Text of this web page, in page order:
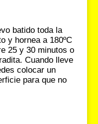
batido toda la
y hornea a 180ºC
25 y 30 minutos o
Cuando lleve
colocar un
para que no